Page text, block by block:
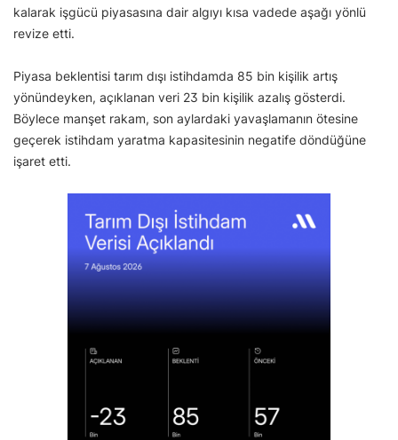
kalarak işgücü piyasasına dair algıyı kısa vadede aşağı yönlü
revize etti.
Piyasa beklentisi tarım dışı istihdamda 85 bin kişilik artış
yönündeyken, açıklanan veri 23 bin kişilik azalış gösterdi.
Böylece manşet rakam, son aylardaki yavaşlamanın ötesine
geçerek istihdam yaratma kapasitesinin negatife döndüğüne
işaret etti.